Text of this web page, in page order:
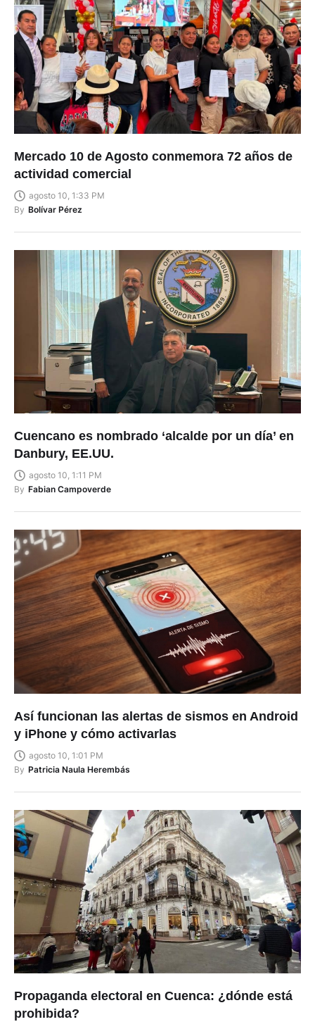
Mercado 10 de Agosto conmemora 72 años de
actividad comercial
agosto 10, 1:33 PM
By Bolívar Pérez
Cuencano es nombrado ‘alcalde por un día’ en
Danbury, EE.UU.
agosto 10, 1:11 PM
By Fabian Campoverde
Así funcionan las alertas de sismos en Android
y iPhone y cómo activarlas
agosto 10, 1:01 PM
By Patricia Naula Herembás
Propaganda electoral en Cuenca: ¿dónde está
prohibida?